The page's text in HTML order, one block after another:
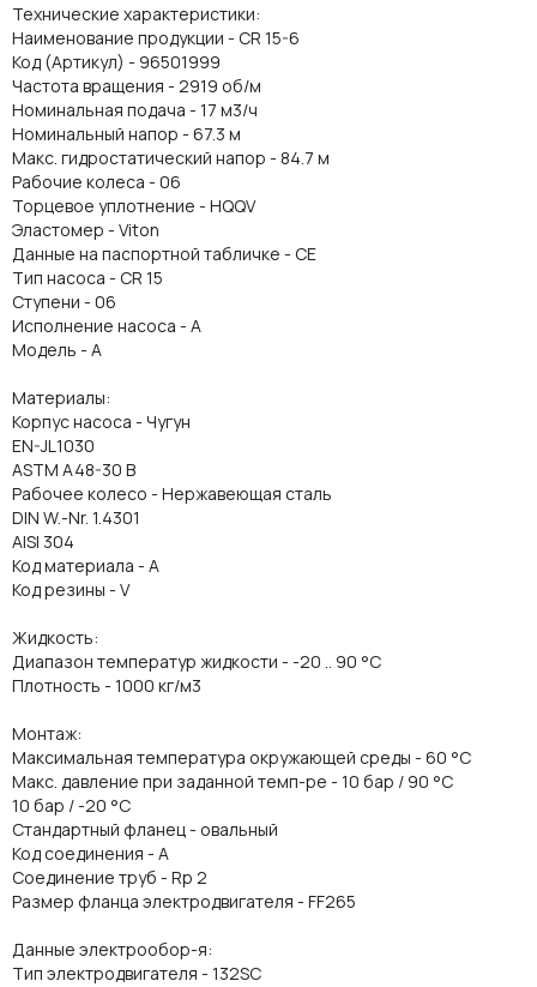
Технические характеристики:
Наименование продукции - CR 15-6
Код (Артикул) - 96501999
Частота вращения - 2919 об/м
Номинальная подача - 17 м3/ч
Номинальный напор - 67.3 м
Макс. гидростатический напор - 84.7 м
Рабочие колеса - 06
Торцевое уплотнение - HQQV
Эластомер - Viton
Данные на паспортной табличке - CE
Тип насоса - CR 15
Ступени - 06
Исполнение насоса - A
Модель - A
Материалы:
Корпус насоса - Чугун
EN-JL1030
ASTM A48-30 B
Рабочее колесо - Нержавеющая сталь
DIN W.-Nr. 1.4301
AISI 304
Код материала - A
Код резины - V
Жидкость:
Диапазон температур жидкости - -20 .. 90 °C
Плотность - 1000 кг/м3
Монтаж:
Максимальная температура окружающей среды - 60 °C
Макс. давление при заданной темп-ре - 10 бар / 90 °C
10 бар / -20 °C
Стандартный фланец - овальный
Код соединения - A
Соединение труб - Rp 2
Размер фланца электродвигателя - FF265
Данные электрообор-я:
Тип электродвигателя - 132SC